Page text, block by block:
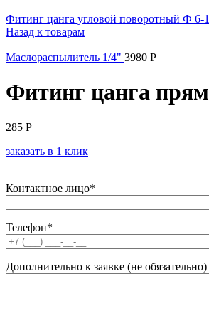
Фитинг цанга угловой поворотный Ф 6-
Назад к товарам
Маслораспылитель 1/4" 3980 Р
Фитинг цанга
285 Р
заказать в 1 клик
Контактное лицо*
Телефон*
Дополнительно к заявке (не обязательно)